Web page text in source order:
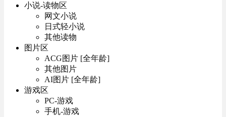
小说-读物区
网文小说
日式轻小说
其他读物
图片区
ACG图片 [全年龄]
其他图片
AI图片 [全年龄]
游戏区
PC-游戏
手机-游戏